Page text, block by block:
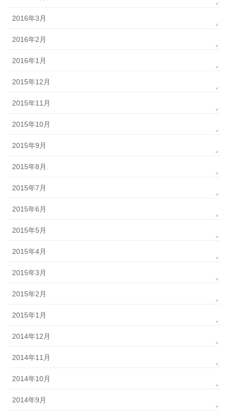
2016年3月
2016年2月
2016年1月
2015年12月
2015年11月
2015年10月
2015年9月
2015年8月
2015年7月
2015年6月
2015年5月
2015年4月
2015年3月
2015年2月
2015年1月
2014年12月
2014年11月
2014年10月
2014年9月